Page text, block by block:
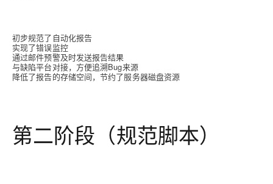
初步规范了自动化报告
实现了错误监控
通过邮件预警及时发送报告结果
与缺陷平台对接，方便追溯Bug来源
降低了报告的存储空间，节约了服务器磁盘资源
第二阶段（规范脚本）